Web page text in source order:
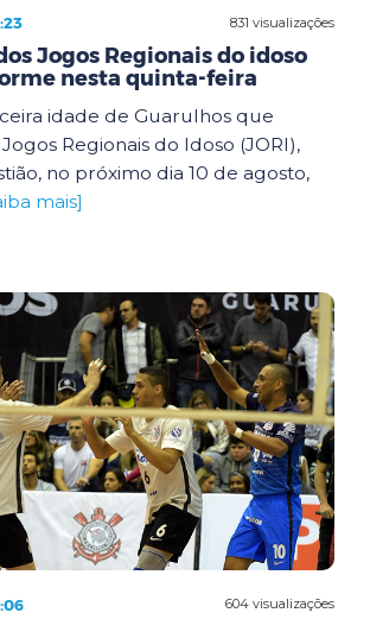
831 visualizações
Jogos Regionais do idoso
nesta quinta-feira
idade de Guarulhos que
Regionais do Idoso (JORI),
no próximo dia 10 de agosto,
mais]
604 visualizações